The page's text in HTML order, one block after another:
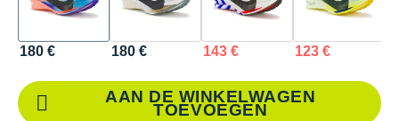
180 € 180 € 143 € 123 €
AAN DE WINKELWAGEN
TOEVOEGEN